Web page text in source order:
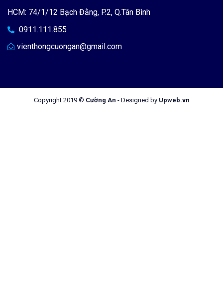
HCM: 74/1/12 Bạch Đằng, P.2, Q.Tân Bình
0911.111.855
vienthongcuongan@gmail.com
Copyright 2019 © Cường An - Designed by Upweb.vn